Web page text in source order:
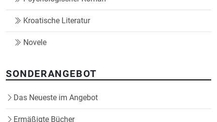
Kroatische Literatur
Novele
SONDERANGEBOT
Das Neueste im Angebot
Ermäßigte Bücher